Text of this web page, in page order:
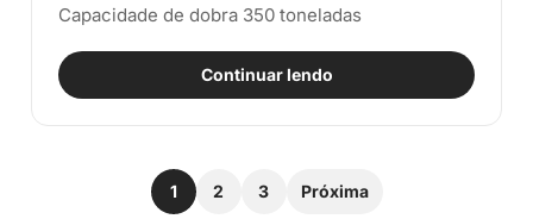
Capacidade de dobra 350 toneladas
Continuar lendo
1 2 3 Próxima